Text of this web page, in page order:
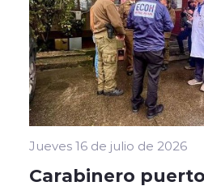
Jueves 16 de julio de 2026
Carabinero